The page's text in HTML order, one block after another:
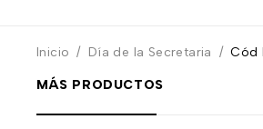
Inicio / Día de la Secretaria / Cód
MÁS PRODUCTOS